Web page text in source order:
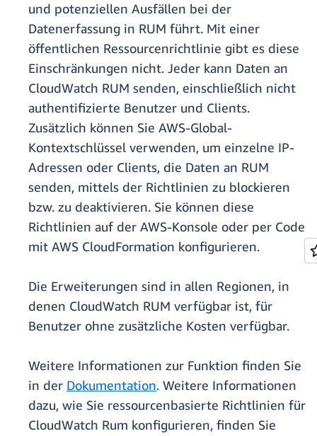
und potenziellen Ausfällen bei der
Datenerfassung in RUM führt. Mit einer
öffentlichen Ressourcenrichtlinie gibt es diese
Einschränkungen nicht. Jeder kann Daten an
CloudWatch RUM senden, einschließlich nicht
authentifizierte Benutzer und Clients.
Zusätzlich können Sie AWS-Global-
Kontextschlüssel verwenden, um einzelne IP-
Adressen oder Clients, die Daten an RUM
senden, mittels der Richtlinien zu blockieren
bzw. zu deaktivieren. Sie können diese
Richtlinien auf der AWS-Konsole oder per Code
mit AWS CloudFormation konfigurieren.
Die Erweiterungen sind in allen Regionen, in
denen CloudWatch RUM verfügbar ist, für
Benutzer ohne zusätzliche Kosten verfügbar.
Weitere Informationen zur Funktion finden Sie
in der Dokumentation. Weitere Informationen
dazu, wie Sie ressourcenbasierte Richtlinien für
CloudWatch Rum konfigurieren, finden Sie